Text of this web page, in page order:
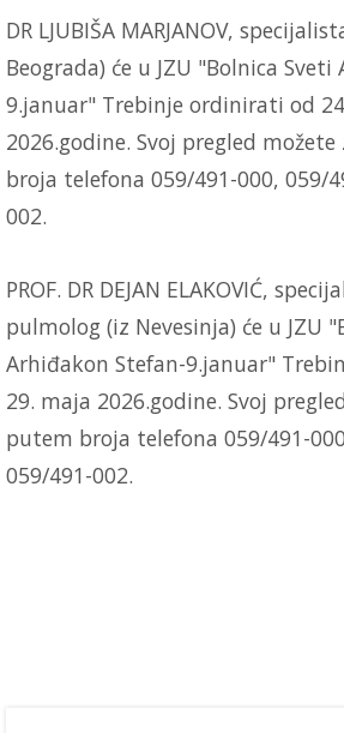
DR LJUBIŠA MARJANOV,
Beograda) će u JZU "Bolnica
9.januar" Trebinje ordinirati od
2026.godine. Svoj pregled
broja telefona 059/491-000, 059/
002.
PROF. DR DEJAN ELAKOVIĆ,
pulmolog (iz Nevesinja) će u JZU
Arhiđakon Stefan-9.januar"
29. maja 2026.godine. Svoj
putem broja telefona 059/491-
059/491-002.